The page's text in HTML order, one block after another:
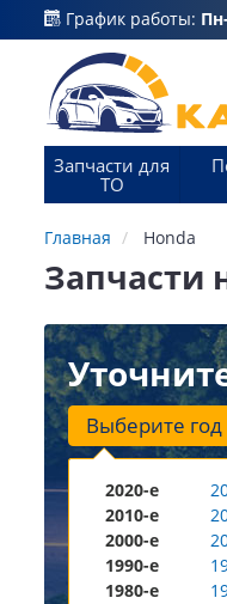
График работы:
Запчасти для
ТО
Главная Honda
Запчасти
Выберите год
2020-е
2010-е
2000-е
1990-е
1980-е